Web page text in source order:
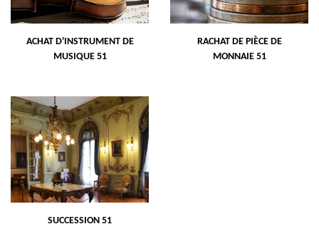
ACHAT D'INSTRUMENT DE
MUSIQUE 51
RACHAT DE PIÈCE DE
MONNAIE 51
SUCCESSION 51